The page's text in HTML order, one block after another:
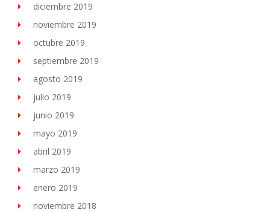
diciembre 2019
noviembre 2019
octubre 2019
septiembre 2019
agosto 2019
julio 2019
junio 2019
mayo 2019
abril 2019
marzo 2019
enero 2019
noviembre 2018